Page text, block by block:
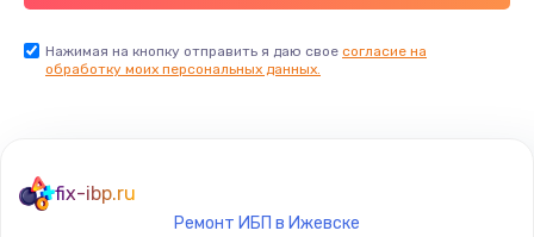
Нажимая на кнопку отправить я даю свое согласие на
обработку моих персональных данных.
fix-ibp.ru
Ремонт ИБП в Ижевске